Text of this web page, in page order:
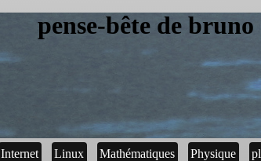
pense-bête de bruno
Internet Linux Mathématiques Physique